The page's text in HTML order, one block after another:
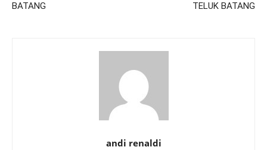
BATANG
TELUK BATANG
andi renaldi